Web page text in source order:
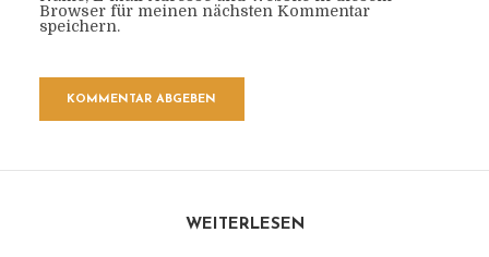
Browser für meinen nächsten Kommentar
speichern.
WEITERLESEN